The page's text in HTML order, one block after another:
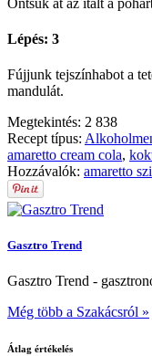
Lépés: 3
Fújjunk tejszínhabot a
mandulát.
Megtekintés: 2 838
Recept típus:
amaretto cream cola,
Hozzávalók: amaretto
Gasztro Trend
Gasztro Trend -
Még több a Szakácsról »
Átlag értékelés